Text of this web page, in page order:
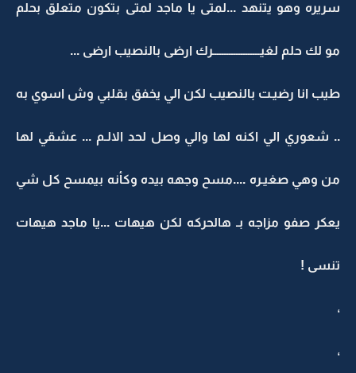
سريره وهو يتنهد ...لمتى يا ماجد لمتى بتكون متعلق بحلم
مو لك حلم لغيــــــــــــــــــــرك ارضى بالنصيب ارضى ...
طيب انا رضيـت بالنصيب لكن الي يخفق بقلبي وش اسوي به
.. شعوري الي اكنه لها والي وصل لحد الالـم ... عشقي لها
من وهي صغيـره ....مسح وجهه بيده وكأنه بيمسح كل شي
يعكر صفو مزاجه بـ هالحركه لكن هيهات ...يا ماجد هيهات
تنسى !
،
،